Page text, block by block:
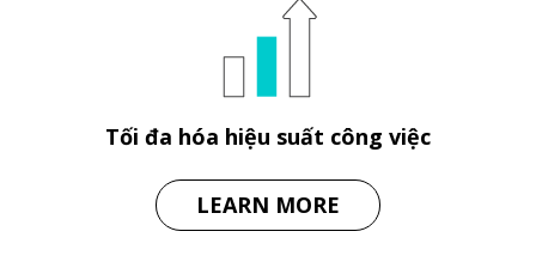
Tối đa hóa hiệu suất công việc
LEARN MORE